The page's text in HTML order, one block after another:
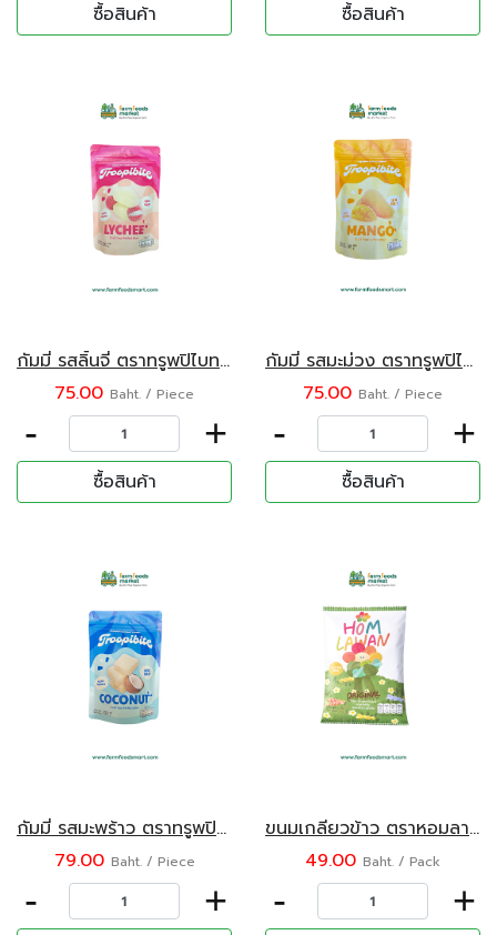
ซื้อสินค้า ซื้อสินค้า
กัมมี่ รสลิ้นจี่ ตราทรูพปิไบท ขนาด 100 กรัม
75.00 Baht. / Piece
- +
ซื้อสินค้า
กัมมี่ รสมะม่วง ตราทรูพปิไบท ขนาด 100 กรัม
75.00 Baht. / Piece
- +
ซื้อสินค้า
กัมมี่ รสมะพร้าว ตราทรูพปิไบท ขนาด 100 กรัม
79.00 Baht. / Piece
- +
ขนมเกลียวข้าว ตราหอมลาวัณย์ รสดั้งเดิม 25 กรัม
49.00 Baht. / Pack
- +